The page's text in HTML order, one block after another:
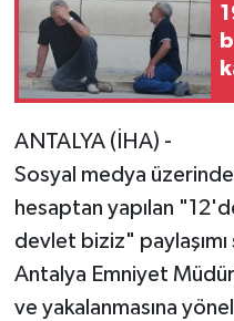
ANTALYA (İHA) -
Sosyal medya
hesaptan yapılan
devlet biziz"
Antalya Emniyet
ve yakalanmasına